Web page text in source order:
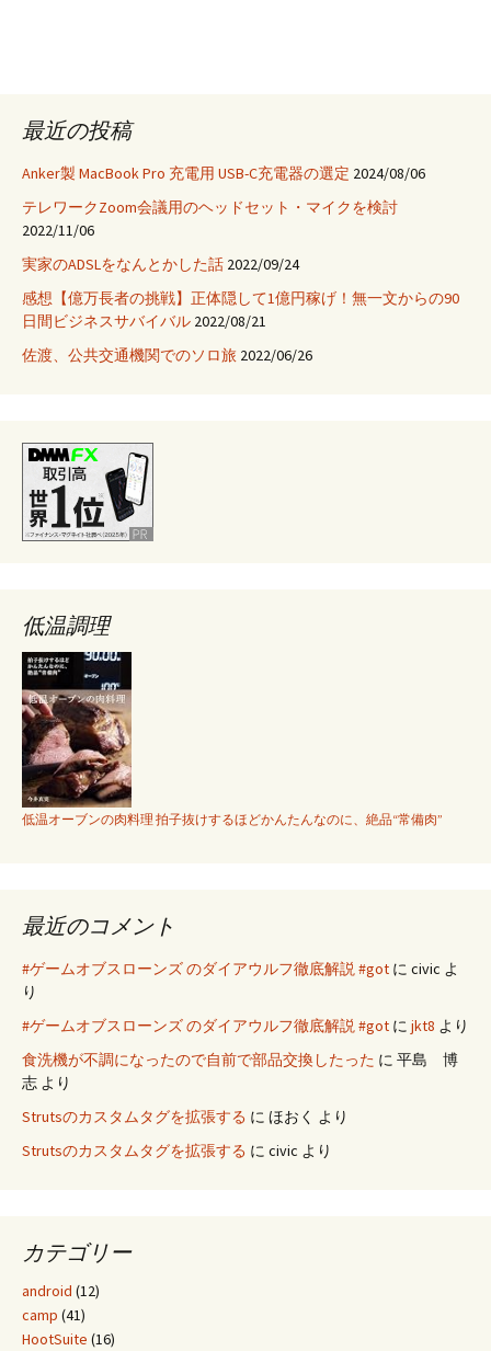
装
る
IE
で
の
み
最近の投稿
Anker製 MacBook Pro 充電用 USB-C充電器の選定 2024/08/06
テレワークZoom会議用のヘッドセット・マイクを検討
2022/11/06
実家のADSLをなんとかした話 2022/09/24
感想【億万長者の挑戦】正体隠して1億円稼げ！無一文からの90
日間ビジネスサバイバル 2022/08/21
佐渡、公共交通機関でのソロ旅 2022/06/26
低温調理
低温オーブンの肉料理 拍子抜けするほどかんたんなのに、絶品“常備肉”
最近のコメント
#ゲームオブスローンズ のダイアウルフ徹底解説 #got に civic よ
り
#ゲームオブスローンズ のダイアウルフ徹底解説 #got に jkt8 より
食洗機が不調になったので自前で部品交換したった に 平島 博
志 より
Strutsのカスタムタグを拡張する に ほおく より
Strutsのカスタムタグを拡張する に civic より
カテゴリー
android (12)
camp (41)
HootSuite (16)